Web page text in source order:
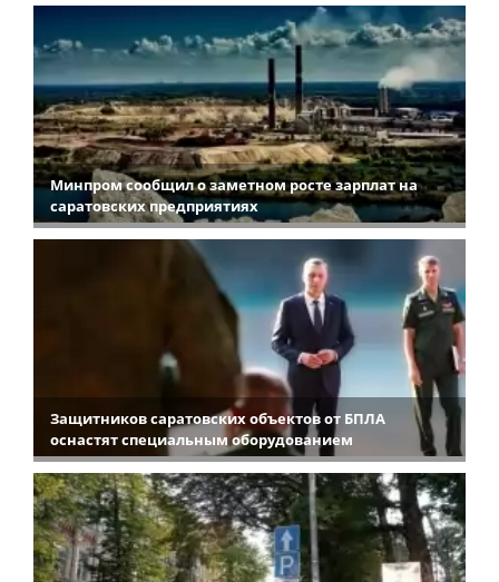
Минпром сообщил о заметном росте зарплат на
саратовских предприятиях
Защитников саратовских объектов от БПЛА
оснастят специальным оборудованием